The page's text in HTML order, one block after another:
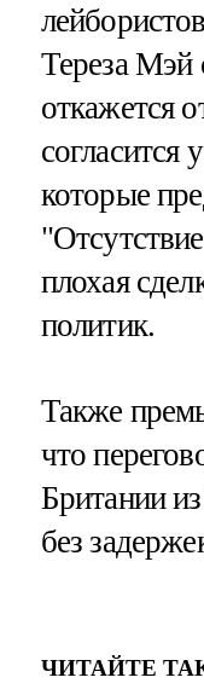
Тереза Мэй
откажется
согласится
которые
плохая
политик.
Также
что
Британии
без
ЧИТАЙТЕ